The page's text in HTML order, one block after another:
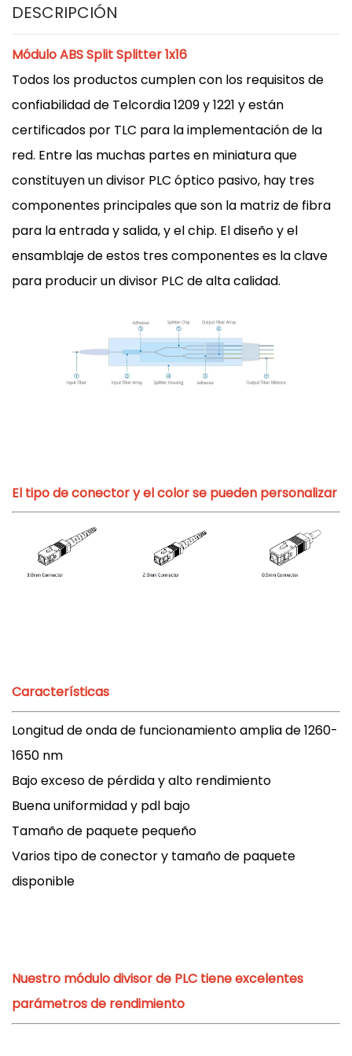
DESCRIPCIÓN
Módulo ABS Split Splitter 1x16
Todos los productos cumplen con los requisitos de
confiabilidad de Telcordia 1209 y 1221 y están
certificados por TLC para la implementación de la
red. Entre las muchas partes en miniatura que
constituyen un divisor PLC óptico pasivo, hay tres
componentes principales que son la matriz de fibra
para la entrada y salida, y el chip. El diseño y el
ensamblaje de estos tres componentes es la clave
para producir un divisor PLC de alta calidad.
El tipo de conector y el color se pueden personalizar
Características
Longitud de onda de funcionamiento amplia de 1260-
1650 nm
Bajo exceso de pérdida y alto rendimiento
Buena uniformidad y pdl bajo
Tamaño de paquete pequeño
Varios tipo de conector y tamaño de paquete
disponible
Nuestro módulo divisor de PLC tiene excelentes
parámetros de rendimiento